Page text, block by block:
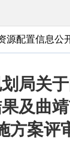
源配置信息公
局关
及曲
方案评